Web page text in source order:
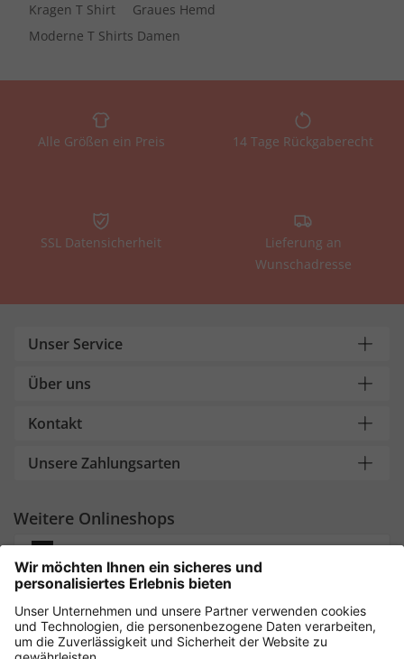
Kragen T Shirt
Graues Hemd
Moderne T Shirts Damen
Alle Größen ein Preis 14 Tage Rückgaberecht
SSL Datensicherheit
Lieferung an
Wunschadresse
Unser Service
Über uns
Kontakt
Unsere Zahlungsarten
Weitere Onlineshops
Deutschland
Sicher einkaufen mit